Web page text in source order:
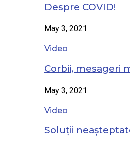
Despre COVID!
May 3, 2021
Video
Corbii, mesageri
May 3, 2021
Video
Soluții